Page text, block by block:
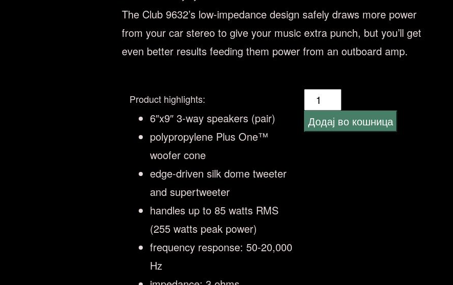
The Club 9632’s low-impedance design safely draws more power
from your car stereo to give your music extra punch, but you’ll get
even better results feeding them power from an outboard amp.
Product highlights:
6″x9″ 3-way speakers (pair)
polypropylene Plus One™
woofer cone
edge-driven silk dome tweeter
and supertweeter
handles up to 85 watts RMS
(255 watts peak power)
frequency response: 50-20,000
Hz
JBL
CLUB
9632
Додај во кошница